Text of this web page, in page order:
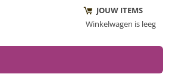
JOUW ITEMS
Winkelwagen is leeg